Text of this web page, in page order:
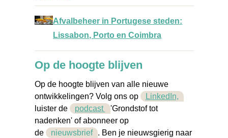
Afvalbeheer in Portugese steden:
Lissabon, Porto en Coimbra
Op de hoogte blijven
Op de hoogte blijven van alle nieuwe
ontwikkelingen? Volg ons op
LinkedIn,
luister de
podcast
'Grondstof tot
nadenken'of abonneer op
de
nieuwsbrief . Ben je nieuwsgierig naar